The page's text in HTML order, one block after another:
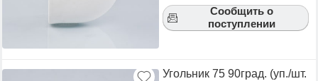
Сообщить о
поступлении
Угольник 75 90град. (уп./шт.